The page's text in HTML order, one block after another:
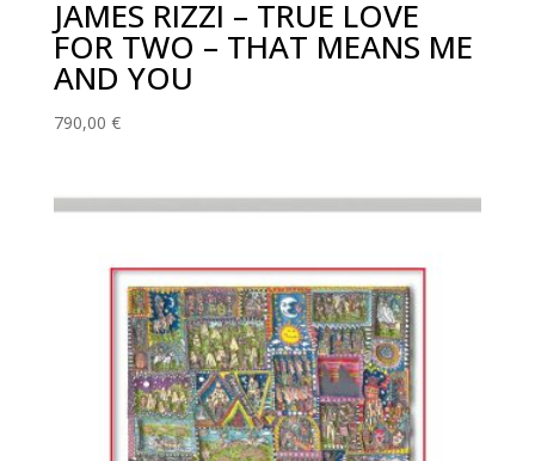
JAMES RIZZI – TRUE LOVE
FOR TWO – THAT MEANS ME
AND YOU
790,00 €